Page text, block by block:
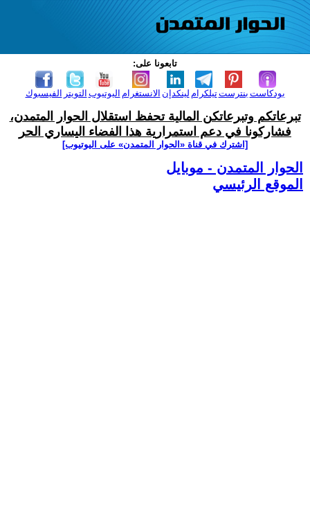
تابعونا على:
الفيسبوك التويتر اليوتيوب الانستغرام لينكدإن تيلكرامبنترست بودكاست
تبرعاتكم وتبرعاتكن المالية تحفظ استقلال الحوار المتمدن،
فشاركونا في دعم استمرارية هذا الفضاء اليساري الحر
[اشترك في قناة ‫«الحوار المتمدن» على اليوتيوب]
الحوار المتمدن - موبايل
الموقع الرئيسي